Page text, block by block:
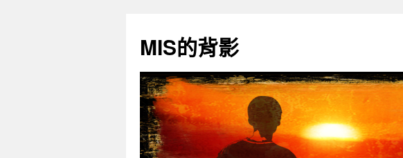
主
要
容
MIS的背影